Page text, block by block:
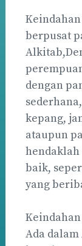
berpusat
dengan
kepang,
ataupun
baik,
yang
Ada